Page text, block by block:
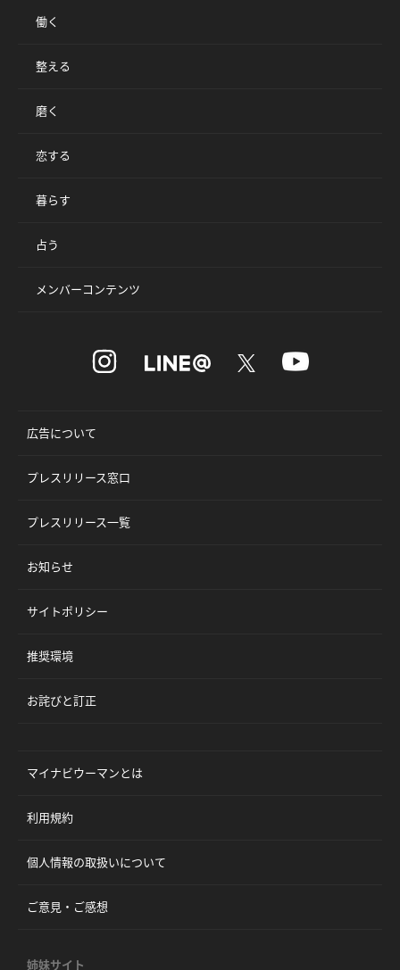
働く
整える
磨く
恋する
暮らす
占う
メンバーコンテンツ
広告について
プレスリリース窓口
プレスリリース一覧
お知らせ
サイトポリシー
推奨環境
お詫びと訂正
マイナビウーマンとは
利用規約
個人情報の取扱いについて
ご意見・ご感想
姉妹サイト